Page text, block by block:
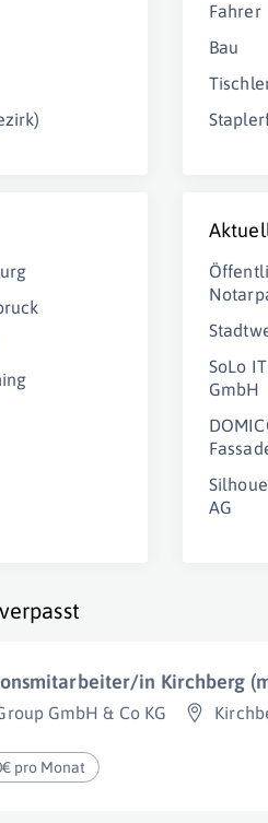
Fahrer
Bau
SoLo
GmbH
AG
in Kirchberg
GmbH & Co KG
pro Monat